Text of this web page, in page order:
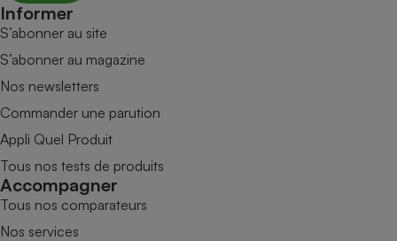
Informer
S’abonner au site
S’abonner au magazine
Nos newsletters
Commander une parution
Appli Quel Produit
Tous nos tests de produits
Accompagner
Tous nos comparateurs
Nos services